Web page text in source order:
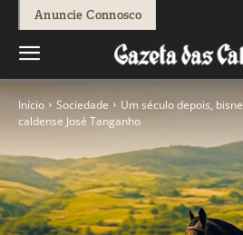
Anuncie Connosco
Início Sociedade
Um século depois,
caldense José Tanganho